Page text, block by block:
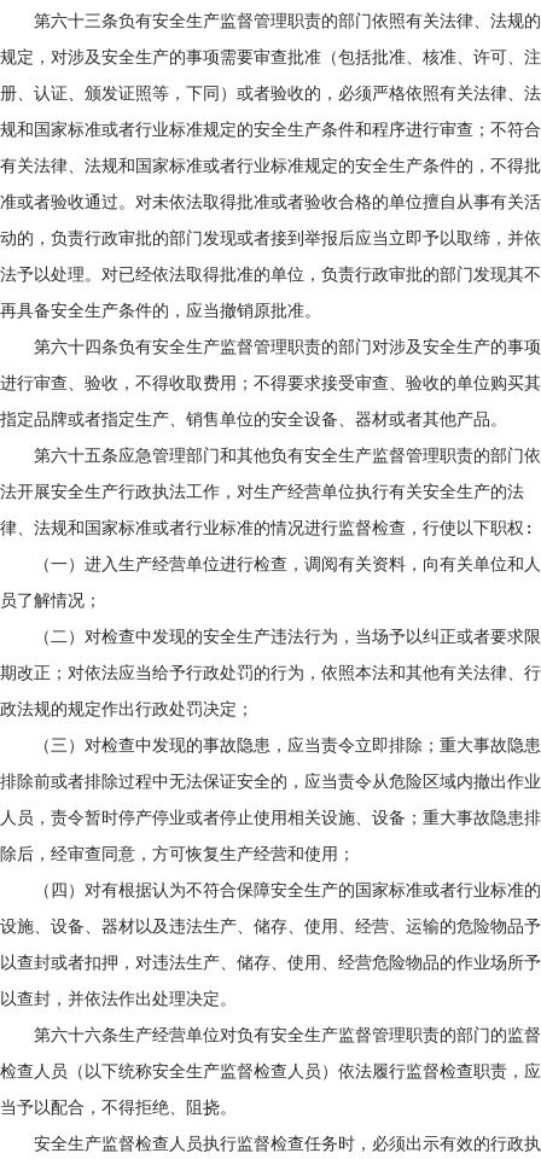
第六十三条负有安全生产监督管理职责的部门依照有关法律、法规的
规定，对涉及安全生产的事项需要审查批准（包括批准、核准、许可、注
册、认证、颁发证照等，下同）或者验收的，必须严格依照有关法律、法
规和国家标准或者行业标准规定的安全生产条件和程序进行审查；不符合
有关法律、法规和国家标准或者行业标准规定的安全生产条件的，不得批
准或者验收通过。对未依法取得批准或者验收合格的单位擅自从事有关活
动的，负责行政审批的部门发现或者接到举报后应当立即予以取缔，并依
法予以处理。对已经依法取得批准的单位，负责行政审批的部门发现其不
再具备安全生产条件的，应当撤销原批准。
第六十四条负有安全生产监督管理职责的部门对涉及安全生产的事项
进行审查、验收，不得收取费用；不得要求接受审查、验收的单位购买其
指定品牌或者指定生产、销售单位的安全设备、器材或者其他产品。
第六十五条应急管理部门和其他负有安全生产监督管理职责的部门依
法开展安全生产行政执法工作，对生产经营单位执行有关安全生产的法
律、法规和国家标准或者行业标准的情况进行监督检查，行使以下职权:
（一）进入生产经营单位进行检查，调阅有关资料，向有关单位和人
员了解情况；
（二）对检查中发现的安全生产违法行为，当场予以纠正或者要求限
期改正；对依法应当给予行政处罚的行为，依照本法和其他有关法律、行
政法规的规定作出行政处罚决定；
（三）对检查中发现的事故隐患，应当责令立即排除；重大事故隐患
排除前或者排除过程中无法保证安全的，应当责令从危险区域内撤出作业
人员，责令暂时停产停业或者停止使用相关设施、设备；重大事故隐患排
除后，经审查同意，方可恢复生产经营和使用；
（四）对有根据认为不符合保障安全生产的国家标准或者行业标准的
设施、设备、器材以及违法生产、储存、使用、经营、运输的危险物品予
以查封或者扣押，对违法生产、储存、使用、经营危险物品的作业场所予
以查封，并依法作出处理决定。
第六十六条生产经营单位对负有安全生产监督管理职责的部门的监督
检查人员（以下统称安全生产监督检查人员）依法履行监督检查职责，应
当予以配合，不得拒绝、阻挠。
安全生产监督检查人员执行监督检查任务时，必须出示有效的行政执